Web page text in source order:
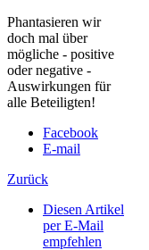
Phantasieren wir
doch mal über
mögliche - positive
oder negative -
Auswirkungen für
alle Beteiligten!
Facebook
E-mail
Zurück
Diesen Artikel
per E-Mail
empfehlen